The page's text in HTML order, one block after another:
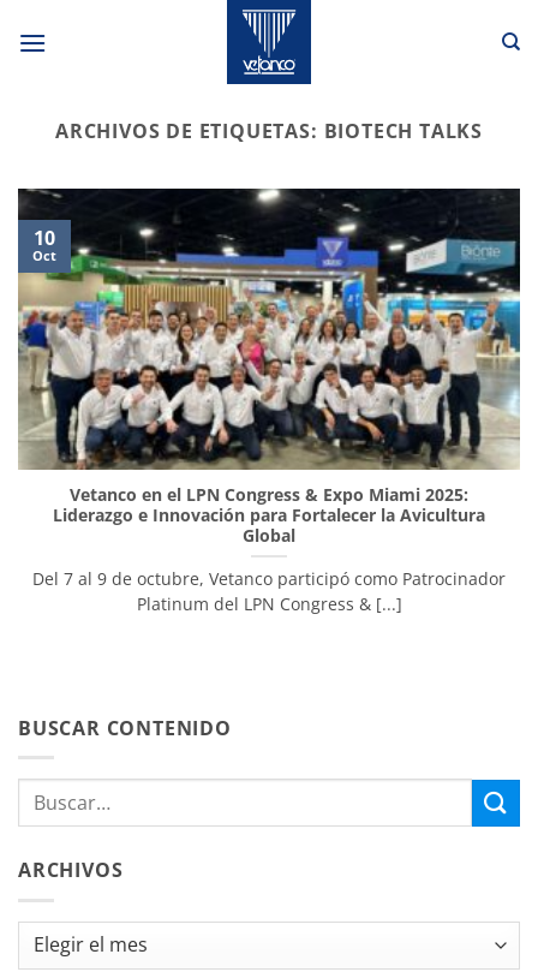
ARCHIVOS DE ETIQUETAS: BIOTECH TALKS
Vetanco en el LPN Congress & Expo Miami 2025:
Liderazgo e Innovación para Fortalecer la Avicultura
Global
Del 7 al 9 de octubre, Vetanco participó como Patrocinador
Platinum del LPN Congress & [...]
10
Oct
BUSCAR CONTENIDO
ARCHIVOS
Archivos